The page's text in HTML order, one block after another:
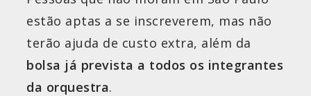
estão aptas a se inscreverem, mas não
terão ajuda de custo extra, além da
bolsa já prevista a todos os integrantes
da orquestra.